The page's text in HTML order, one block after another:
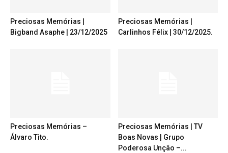
Preciosas Memórias |
Bigband Asaphe | 23/12/2025
Preciosas Memórias |
Carlinhos Félix | 30/12/2025.
Preciosas Memórias –
Álvaro Tito.
Preciosas Memórias | TV
Boas Novas | Grupo
Poderosa Unção –...